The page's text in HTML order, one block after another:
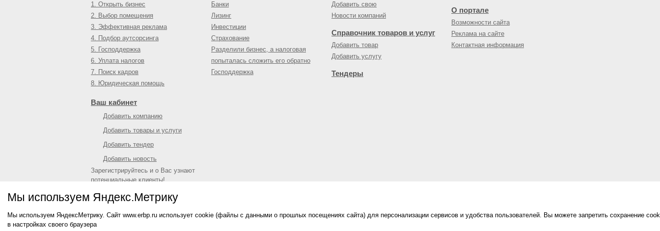
Мы используем Яндекс.Метрику
Мы используем ЯндексМетрику. Сайт www.erbp.ru использует cookie (файлы с данными о прошлых посещениях сайта) для персонализации сервисов и удобства пользователей. Вы можете запретить сохранение
в настройках своего браузера
1. Открыть бизнес
2. Выбор помещения
3. Эффективная реклама
4. Подбор аутсорсинга
5. Господдержка
6. Уплата налогов
7. Поиск кадров
8. Юридическая помощь
Банки
Лизинг
Инвестиции
Страхование
Разделили бизнес, а налоговая
попыталась сложить его обратно
Господдержка
Добавить свою
Новости компаний
Справочник товаров и услуг
Добавить товар
Добавить услугу
Тендеры
О портале
Возможности сайта
Реклама на сайте
Контактная информация
Ваш кабинет
Добавить компанию
Добавить товары и услуги
Добавить тендер
Добавить новость
Зарегистрируйтесь и о Вас узнают
потенциальные клиенты!
© 2009—2026Единый республиканский бизнес-портал
О портале